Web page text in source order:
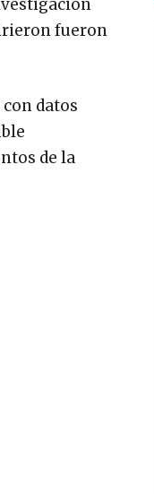
fueron
datos
de la